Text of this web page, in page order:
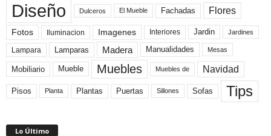
Diseño Dulceros El Mueble Fachadas Flores
Fotos Iluminacion Imagenes Interiores Jardin Jardines
Lampara Lamparas Madera Manualidades Mesas
Mobiliario Mueble Muebles Muebles de Navidad
Pisos Planta Plantas Puertas Sillones Sofas Tips
Lo Último